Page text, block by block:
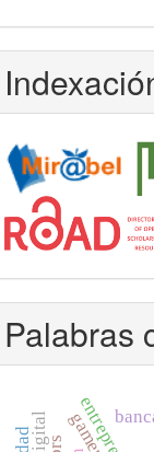
Palabras
gamers